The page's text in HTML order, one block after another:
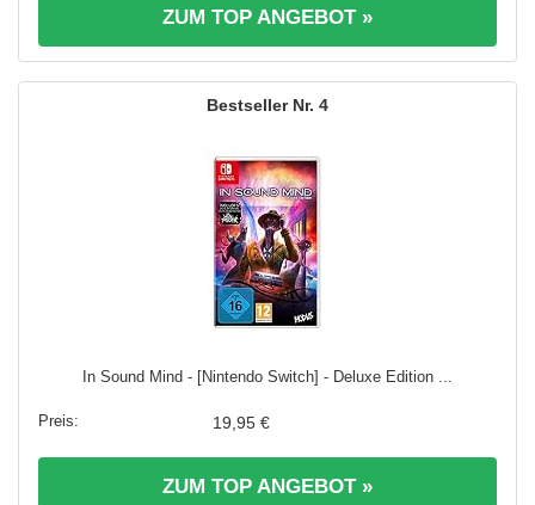
ZUM TOP ANGEBOT »
4
In Sound Mind - [Nintendo Switch] - Deluxe Edition ...
19,95 €
ZUM TOP ANGEBOT »